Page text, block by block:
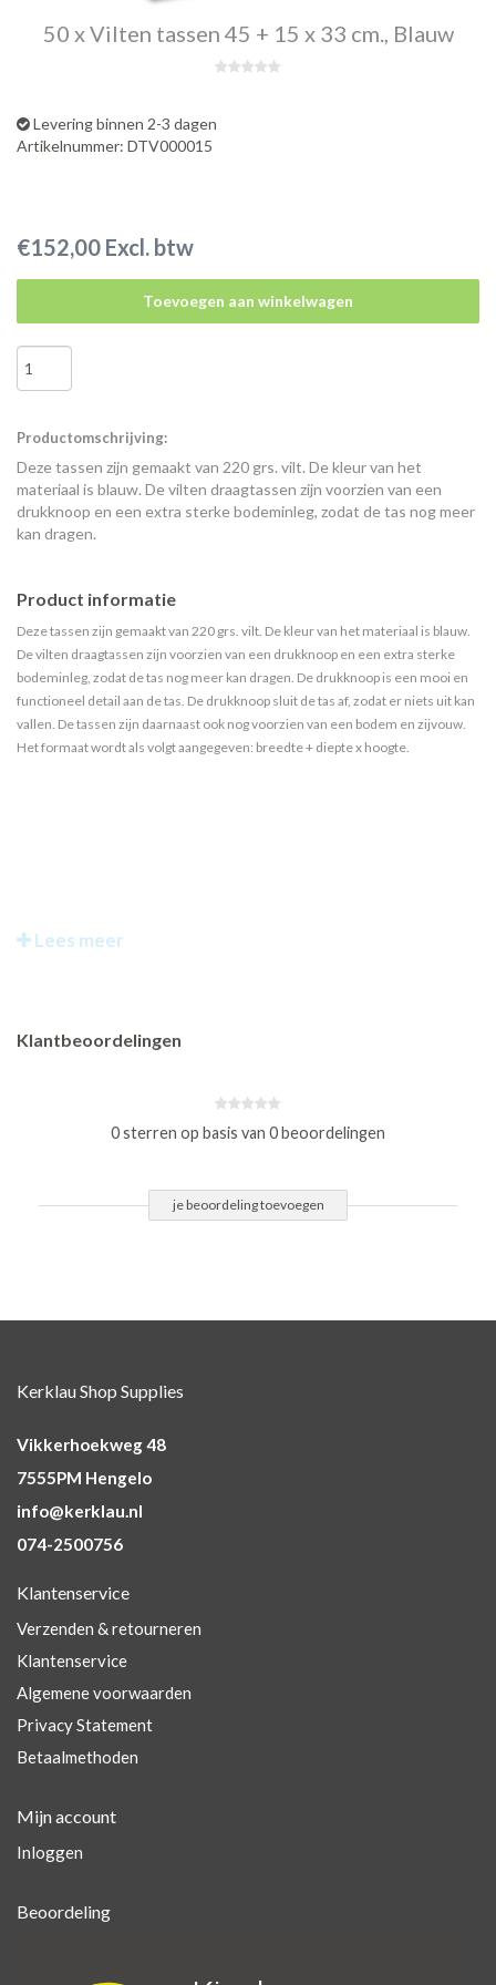
50 x Vilten tassen 45 + 15 x 33 cm., Blauw
Levering binnen 2-3 dagen
Artikelnummer: DTV000015
€152,00 Excl. btw
Toevoegen aan winkelwagen
Productomschrijving:
Deze tassen zijn gemaakt van 220 grs. vilt. De kleur van het
materiaal is blauw. De vilten draagtassen zijn voorzien van een
drukknoop en een extra sterke bodeminleg, zodat de tas nog meer
kan dragen.
Product informatie
Deze tassen zijn gemaakt van 220 grs. vilt. De kleur van het materiaal is blauw.
De vilten draagtassen zijn voorzien van een drukknoop en een extra sterke
bodeminleg, zodat de tas nog meer kan dragen. De drukknoop is een mooi en
functioneel detail aan de tas. De drukknoop sluit de tas af, zodat er niets uit kan
vallen. De tassen zijn daarnaast ook nog voorzien van een bodem en zijvouw.
Het formaat wordt als volgt aangegeven: breedte + diepte x hoogte.
Lees meer
Klantbeoordelingen
0 sterren op basis van 0 beoordelingen
je beoordeling toevoegen
Kerklau Shop Supplies
Vikkerhoekweg 48
7555PM Hengelo
info@kerklau.nl
074-2500756
Klantenservice
Verzenden & retourneren
Klantenservice
Algemene voorwaarden
Privacy Statement
Betaalmethoden
Mijn account
Inloggen
Beoordeling